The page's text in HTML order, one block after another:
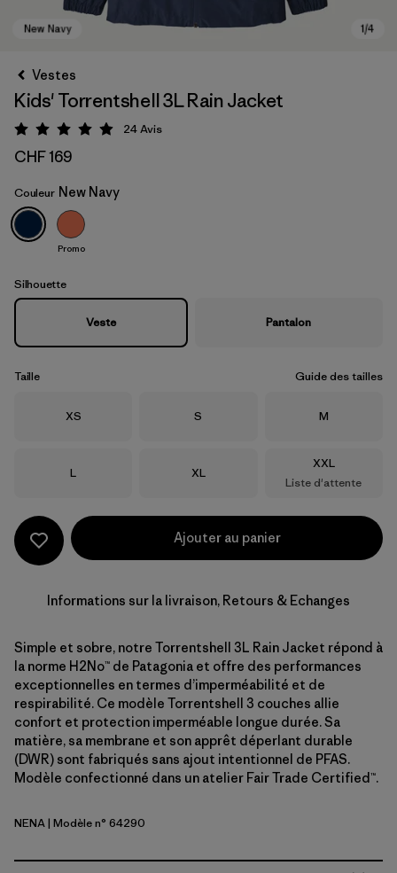
New Navy
Vestes
Kids' Torrentshell 3L Rain Jacket
Évaluation: 4.9 / 5
24Avis
CHF 169
Couleur New Navy
Promo
Silhouette
Veste Pantalon
Taille Guide des tailles
Taille
XS Taille
S Taille
M
Taille
L Taille
XL
Taille
XXL
Liste d'attente
Ajouter au panier
Informations sur la livraison, Retours & Echanges
Simple et sobre, notre Torrentshell 3L Rain Jacket répond à
la norme H2No™ de Patagonia et offre des performances
exceptionnelles en termes d’imperméabilité et de
respirabilité. Ce modèle Torrentshell 3 couches allie
confort et protection imperméable longue durée. Sa
matière, sa membrane et son apprêt déperlant durable
(DWR) sont fabriqués sans ajout intentionnel de PFAS.
Modèle confectionné dans un atelier Fair Trade Certified™.
New Navy
NENA| Modèle n° 64290